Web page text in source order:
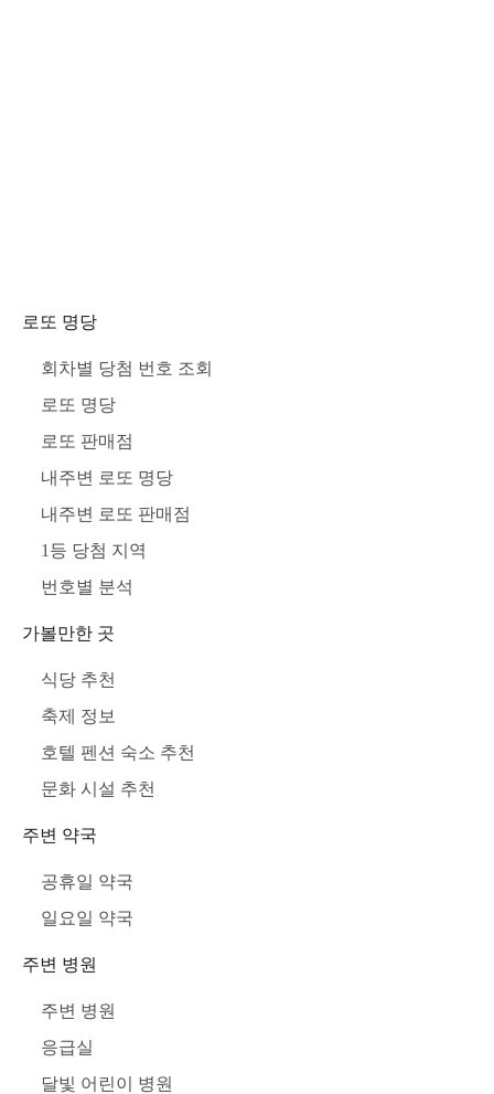
로또 명당
회차별 당첨 번호 조회
로또 명당
로또 판매점
내주변 로또 명당
내주변 로또 판매점
1등 당첨 지역
번호별 분석
가볼만한 곳
식당 추천
축제 정보
호텔 펜션 숙소 추천
문화 시설 추천
주변 약국
공휴일 약국
일요일 약국
주변 병원
주변 병원
응급실
달빛 어린이 병원